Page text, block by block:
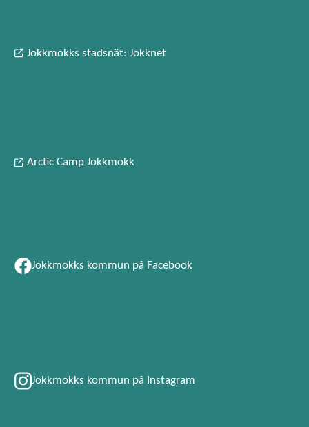
Jokkmokks stadsnät: Jokknet
Arctic Camp Jokkmokk
Jokkmokks kommun på Facebook
Jokkmokks kommun på Instagram